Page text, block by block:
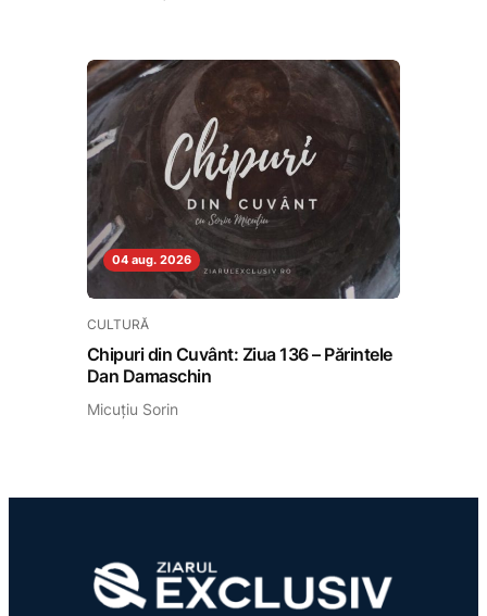
04 aug. 2026
CULTURĂ
Chipuri din Cuvânt: Ziua 136 – Părintele
Dan Damaschin
Micuțiu Sorin